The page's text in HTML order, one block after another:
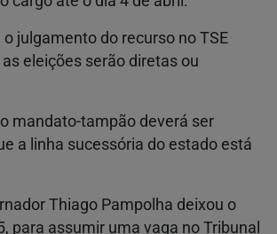
o julgamento do recurso no TSE
eleições serão diretas ou
mandato-tampão deverá ser
a linha sucessória do estado está
Thiago Pampolha deixou o
para assumir uma vaga no Tribunal